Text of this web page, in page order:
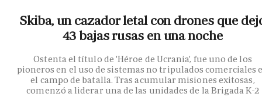
Skiba, un cazador letal con drones que
43 bajas rusas en una noche
Ostenta el título de 'Héroe de Ucrania', fue uno de los
pioneros en el uso de sistemas no tripulados comerciales
el campo de batalla. Tras acumular misiones exitosas,
comenzó a liderar una de las unidades de la Brigada K-2